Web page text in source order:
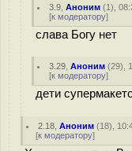
3.9 ,Аноним (1),
[к модератору]
слава Богу нет
3.29 ,Аноним (29),
[к модератору]
дети
2.18 ,Аноним (18),
[к модератору]